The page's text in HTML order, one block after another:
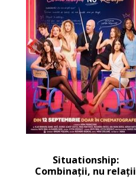
Situationship:
Combinații, nu relații